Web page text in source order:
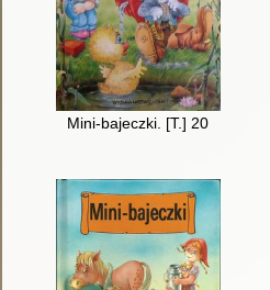
Mini-bajeczki. [T.] 20